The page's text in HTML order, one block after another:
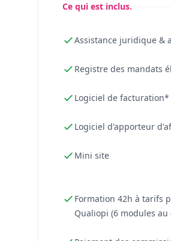
Ce qui est inclus.
Assistance juridique &
Registre des mandats
Logiciel de facturation*
Logiciel d'apporteur
Mini site
Formation 42h à tarifs
Qualiopi (6 modules au